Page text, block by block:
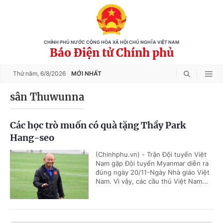
CHÍNH PHỦ NƯỚC CỘNG HÒA XÃ HỘI CHỦ NGHĨA VIỆT NAM
Báo Điện tử Chính phủ
Thứ năm, 6/8/2026 MỚI NHẤT
sân Thuwunna
Các học trò muốn có quà tặng Thầy Park
Hang-seo
(Chinhphu.vn) - Trận Đội tuyển Việt
Nam gặp Đội tuyển Myanmar diễn ra
đúng ngày 20/11-Ngày Nhà giáo Việt
Nam. Vì vậy, các cầu thủ Việt Nam...